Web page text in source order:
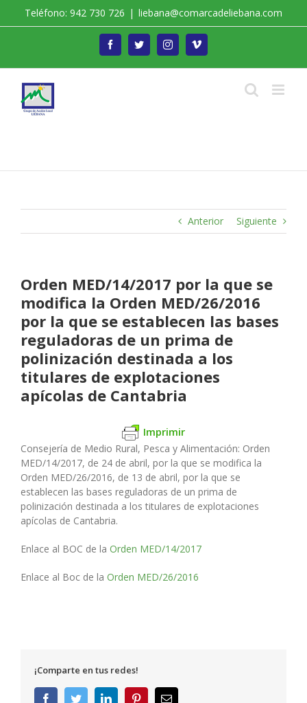
Teléfono: 942 730 726 | liebana@comarcadeliebana.com
FacebookTwitterInstagramVimeo
Anterior Siguiente
Orden MED/14/2017 por la que se
modifica la Orden MED/26/2016
por la que se establecen las bases
reguladoras de un prima de
polinización destinada a los
titulares de explotaciones
apícolas de Cantabria
Imprimir
Consejería de Medio Rural, Pesca y Alimentación: Orden
MED/14/2017, de 24 de abril, por la que se modifica la
Orden MED/26/2016, de 13 de abril, por la que se
establecen las bases reguladoras de un prima de
polinización destinada a los titulares de explotaciones
apícolas de Cantabria.
Enlace al BOC de la Orden MED/14/2017
Enlace al Boc de la Orden MED/26/2016
¡Comparte en tus redes!
FacebookTwitterLinkedInPinterestCorreo